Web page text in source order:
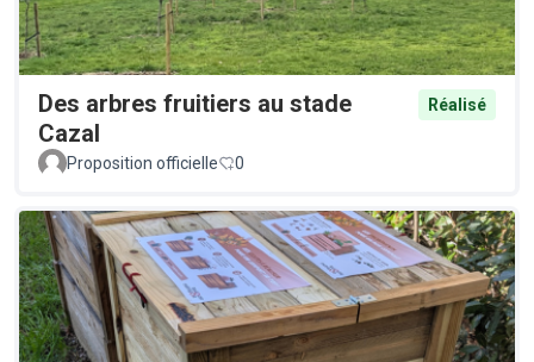
Des arbres fruitiers au stade
Cazal
Réalisé
Proposition officielle 0